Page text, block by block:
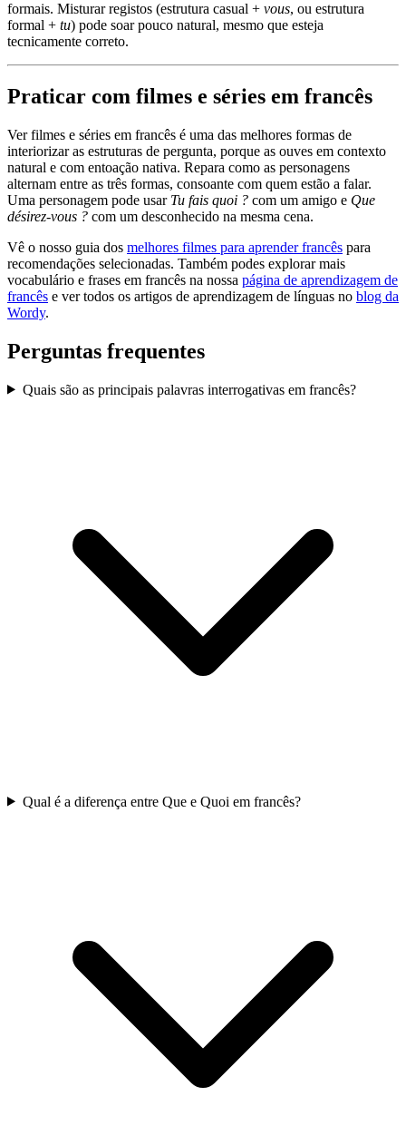
formais. Misturar registos (estrutura casual + vous, ou estrutura
formal + tu) pode soar pouco natural, mesmo que esteja
tecnicamente correto.
Praticar com filmes e séries em francês
Ver filmes e séries em francês é uma das melhores formas de
interiorizar as estruturas de pergunta, porque as ouves em contexto
natural e com entoação nativa. Repara como as personagens
alternam entre as três formas, consoante com quem estão a falar.
Uma personagem pode usar Tu fais quoi ? com um amigo e Que
désirez-vous ? com um desconhecido na mesma cena.
Vê o nosso guia dos melhores filmes para aprender francês para
recomendações selecionadas. Também podes explorar mais
vocabulário e frases em francês na nossa página de aprendizagem de
francês e ver todos os artigos de aprendizagem de línguas no blog da
Wordy.
Perguntas frequentes
Quais são as principais palavras interrogativas em francês?
Qual é a diferença entre Que e Quoi em francês?